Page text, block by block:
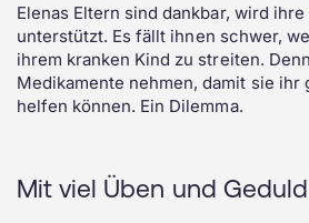
Elenas Eltern sind dankbar, wird
unterstützt. Es fällt ihnen schwer,
ihrem kranken Kind zu streiten.
Medikamente nehmen, damit sie ihr
helfen können. Ein Dilemma.
Mit viel Üben und